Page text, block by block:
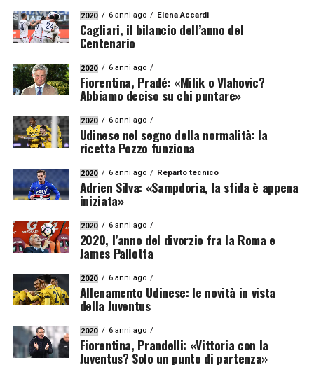
2020 6 anni ago Elena Accardi
Cagliari, il bilancio dell’anno del
Centenario
2020 6 anni ago
Fiorentina, Pradé: «Milik o Vlahovic?
Abbiamo deciso su chi puntare»
2020 6 anni ago
Udinese nel segno della normalità: la
ricetta Pozzo funziona
2020 6 anni ago Reparto tecnico
Adrien Silva: «Sampdoria, la sfida è appena
iniziata»
2020 6 anni ago
2020, l’anno del divorzio fra la Roma e
James Pallotta
2020 6 anni ago
Allenamento Udinese: le novità in vista
della Juventus
2020 6 anni ago
Fiorentina, Prandelli: «Vittoria con la
Juventus? Solo un punto di partenza»